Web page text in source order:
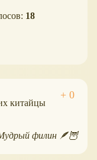
18
китайцы
филин 🪶🦉